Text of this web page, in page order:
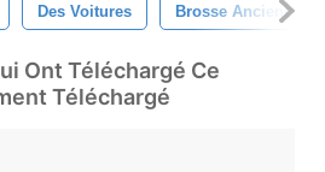
Des Voitures Brosse Ancienne
Ont Téléchargé Ce
Téléchargé